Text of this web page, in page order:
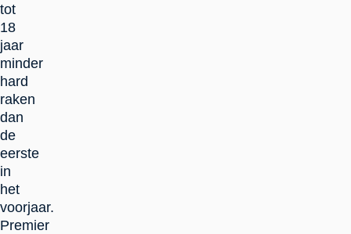
tot
18
jaar
minder
hard
raken
dan
de
eerste
in
het
voorjaar.
Premier